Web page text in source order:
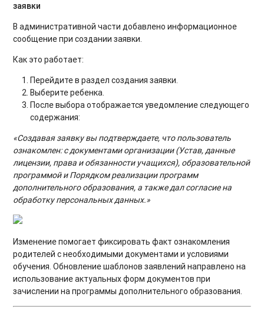
заявки
В административной части добавлено информационное
сообщение при создании заявки.
Как это работает:
Перейдите в раздел создания заявки.
Выберите ребенка.
После выбора отображается уведомление следующего
содержания:
«Создавая заявку вы подтверждаете, что пользователь
ознакомлен: с документами организации (Устав, данные
лицензии, права и обязанности учащихся), образовательной
программой и Порядком реализации программ
дополнительного образования, а также дал согласие на
обработку персональных данных.»
Изменение помогает фиксировать факт ознакомления
родителей с необходимыми документами и условиями
обучения. Обновление шаблонов заявлений направлено на
использование актуальных форм документов при
зачислении на программы дополнительного образования.